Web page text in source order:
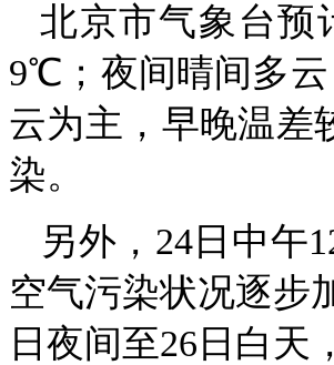
北京市气象台预
9℃；夜间晴间多
云为主，早晚温差
染。
另外，24日中午
空气污染状况逐步
日夜间至26日白天